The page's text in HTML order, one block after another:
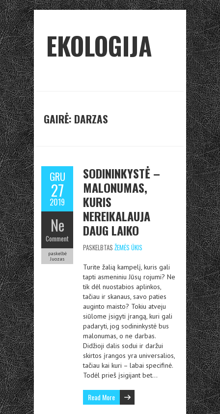
EKOLOGIJA
GAIRĖ: DARZAS
GRU
27
2019
Ne
Comment
paskelbė
Juozas
SODININKYSTĖ –
MALONUMAS,
KURIS
NEREIKALAUJA
DAUG LAIKO
PASKELBTAS ŽEMĖS ŪKIS
Turite žalią kampelį, kuris gali
tapti asmeniniu Jūsų rojumi? Ne
tik dėl nuostabios aplinkos,
tačiau ir skanaus, savo paties
auginto maisto? Tokiu atveju
siūlome įsigyti įrangą, kuri gali
padaryti, jog sodininkystė bus
malonumas, o ne darbas.
Didžioji dalis sodui ir daržui
skirtos įrangos yra universalios,
tačiau kai kuri – labai specifinė.
Todėl prieš įsigijant bet…
Read More